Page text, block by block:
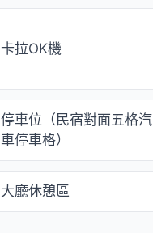
卡拉OK機
停車位（民宿對面五格汽
車停車格）
大廳休憩區